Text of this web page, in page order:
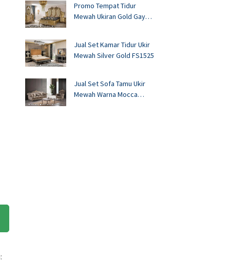
Promo Tempat Tidur
Mewah Ukiran Gold Gaya
Jual Set Kamar Tidur Ukir
Mewah Silver Gold FS1525
Jual Set Sofa Tamu Ukir
Mewah Warna Mocca